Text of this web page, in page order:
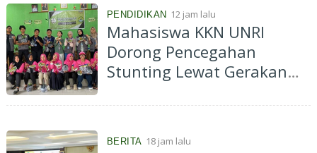
PENDIDIKAN 12 jam lalu
Mahasiswa KKN UNRI
Dorong Pencegahan
Stunting Lewat Gerakan
Kelawat
BERITA 18 jam lalu